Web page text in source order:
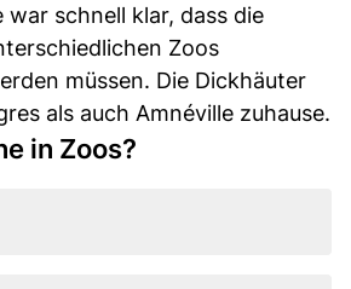
war schnell klar, dass die
Zoos
müssen. Die Dickhäuter
als auch Amnéville zuhause.
in Zoos?